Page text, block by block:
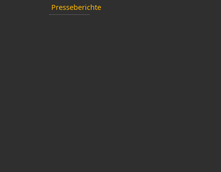
Presseberichte